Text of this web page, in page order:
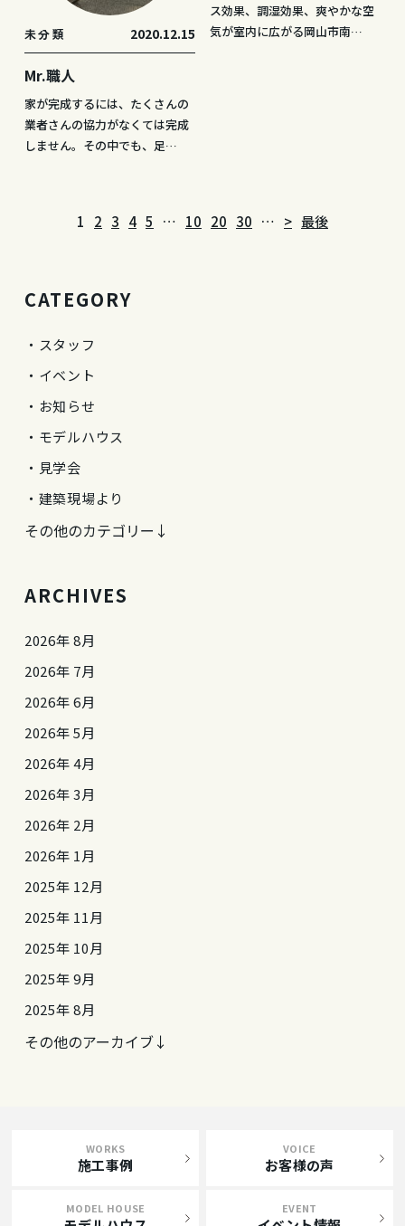
未分類 2020.12.15
Mr.職人
家が完成するには、たくさんの
業者さんの協力がなくては完成
しません。その中でも、足…
ス効果、調湿効果、爽やかな空
気が室内に広がる岡山市南…
1 2 3 4 5 … 10 20 30 … > 最後
CATEGORY
スタッフ
イベント
お知らせ
モデルハウス
見学会
建築現場より
その他のカテゴリー↓
ARCHIVES
2026年 8月
2026年 7月
2026年 6月
2026年 5月
2026年 4月
2026年 3月
2026年 2月
2026年 1月
2025年 12月
2025年 11月
2025年 10月
2025年 9月
2025年 8月
その他のアーカイブ↓
WORKS
施工事例
VOICE
お客様の声
MODEL HOUSE EVENT